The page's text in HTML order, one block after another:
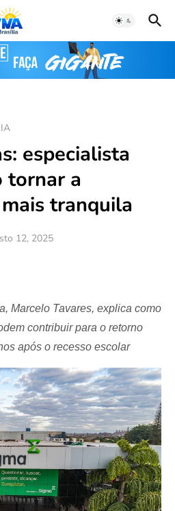
especialista
tornar a
tranquila
12, 2025
Marcelo Tavares, explica como
contribuir para o retorno
após o recesso escolar